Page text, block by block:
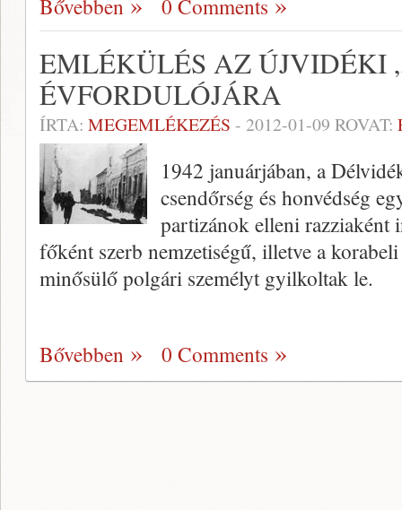
Bővebben
0 Comments
EMLÉKÜLÉS AZ ÚJVIDÉKI
ÉVFORDULÓJÁRA
ÍRTA: MEGEMLÉKEZÉS - 2012-01-09 ROVAT:
1942 januárjában, a
csendőrség és honvédség
partizánok elleni
főként szerb nemzetiségű, illetve a
minősülő polgári személyt gyilkoltak le.
Bővebben 0 Comments